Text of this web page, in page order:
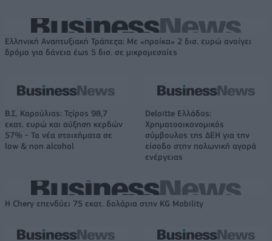
Ελληνική Αναπτυξιακή Τράπεζα: Με «προίκα» 2 δισ. ευρώ ανοίγει
δρόμο για δάνεια έως 5 δισ. σε μικρομεσαίες
Β.Σ. Καρούλιας: Τζίρος 98,7
εκατ. ευρώ και αύξηση κερδών
57% - Τα νέα στοιχήματα σε
low & non alcohol
Deloitte Ελλάδος:
Χρηματοοικονομικός
σύμβουλος της ΔΕΗ για την
είσοδο στην πολωνική αγορά
ενέργειας
Η Chery επενδύει 75 εκατ. δολάρια στην KG Mobility